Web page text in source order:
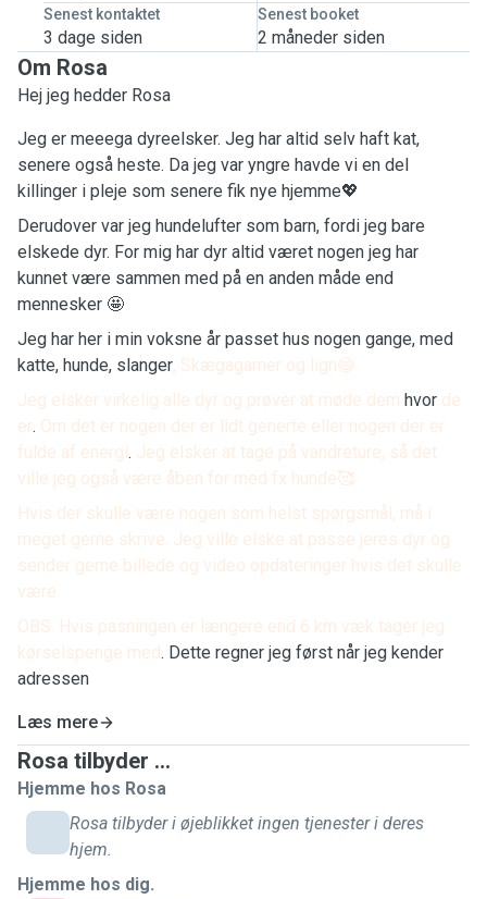
Senest kontaktet
3 dage siden
Senest booket
2 måneder siden
Om Rosa
Hej jeg hedder Rosa
Jeg er meeega dyreelsker. Jeg har altid selv haft kat,
senere også heste. Da jeg var yngre havde vi en del
killinger i pleje som senere fik nye hjemme💖
Derudover var jeg hundelufter som barn, fordi jeg bare
elskede dyr. For mig har dyr altid været nogen jeg har
kunnet være sammen med på en anden måde end
mennesker 🤩
Jeg har her i min voksne år passet hus nogen gange, med
katte, hunde, slanger, Skægagamer og lign😄
Jeg elsker virkelig alle dyr og prøver at møde dem hvor de
er. Om det er nogen der er lidt generte eller nogen der er
fulde af energi. Jeg elsker at tage på vandreture, så det
ville jeg også være åben for med fx hunde🥰
Hvis der skulle være nogen som helst spørgsmål, må i
meget gerne skrive. Jeg ville elske at passe jeres dyr og
sender gerne billede og video opdateringer hvis det skulle
være
OBS. Hvis pasningen er længere end 6 km væk tager jeg
kørselspenge med. Dette regner jeg først når jeg kender
adressen
Læs mere
Rosa tilbyder ...
Hjemme hos Rosa
Rosa tilbyder i øjeblikket ingen tjenester i deres
hjem.
Hjemme hos dig.